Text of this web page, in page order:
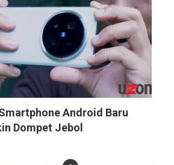
Android Baru
Dompet Jebol